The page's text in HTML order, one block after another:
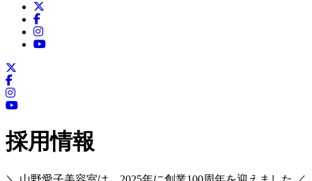
Facebook
Instagram
YouTube
Facebook
Instagram
YouTube
採用情報